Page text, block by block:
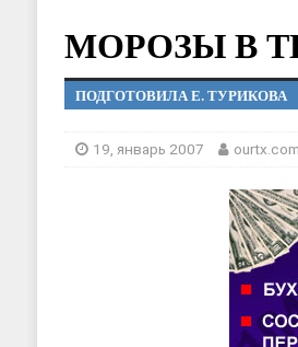
[ 20,
[ 30,
МОРОЗЫ В
ПОДГОТОВИЛА Е. ТУРИКОВА
19, январь 2007 ourtx.com